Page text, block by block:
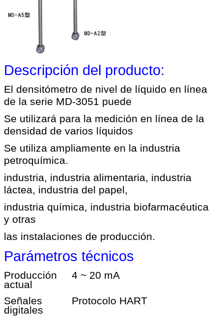
Descripción del producto:
El densitómetro de nivel de líquido en línea
de la serie MD-3051 puede
Se utilizará para la medición en línea de la
densidad de varios líquidos
Se utiliza ampliamente en la industria
petroquímica.
industria, industria alimentaria, industria
láctea, industria del papel,
industria química, industria biofarmacéutica
y otras
las instalaciones de producción.
Parámetros técnicos
Producción
actual
4 ~ 20 mA
Señales
digitales
Protocolo HART